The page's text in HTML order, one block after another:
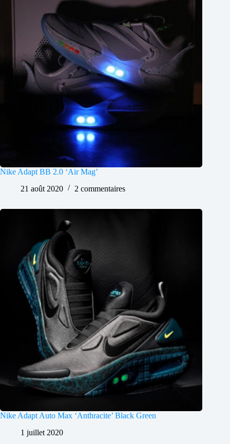
Nike Adapt BB 2.0 ‘Air Mag’
21 août 2020
2 commentaires
Nike Adapt Auto Max ‘Anthracite’ Black Green
1 juillet 2020